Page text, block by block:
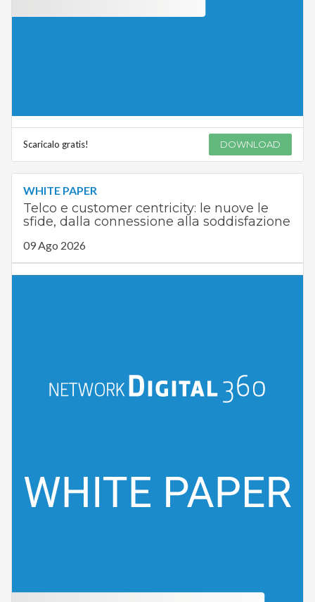
Scaricalo gratis! DOWNLOAD
WHITE PAPER
Telco e customer centricity: le nuove le
sfide, dalla connessione alla soddisfazione
09 Ago 2026